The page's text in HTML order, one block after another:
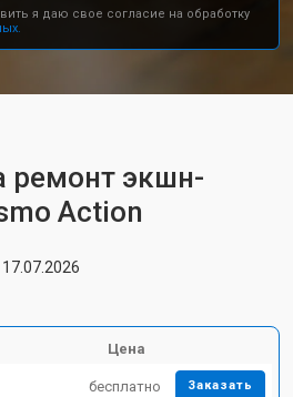
я даю свое согласие на обработку
ремонт экшн-
Action
Цена
бесплатно Заказать